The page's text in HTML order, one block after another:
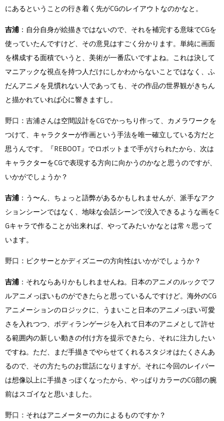
にあるということの行き着く先がCGのレイアウトなのかなと。
吉浦 ：自分自身が絵描きではないので、それを補完する意味でCGを
使っていたんですけど、その意見はすごく分かります。単純に画面
を構成する面積でいうと、美術が一番広いですよね。これは決して
マニアックな視点を持つ人だけにしかわからないことではなく、ふ
だんアニメを見慣れない人であっても、その作品の世界観がきちん
と描かれていれば心に響きますし。
野口： 吉浦さんは空間設計をCGでかっちり作って、カメラワークを
つけて、キャラクターが作画という手法を唯一確立している方だと
思うんです。『REBOOT』でロボットまで手がけられたから、次は
キャラクターをCGで表現する方向に向かうのかなと思うのですが、
いかがでしょうか？
吉浦 ：う〜ん、ちょっと語弊があるかもしれませんが、派手なアク
ションシーンではなく、地味な会話シーンで没入できるような画をC
Gキャラで作ることが出来れば、やってみたいかなとは常々思って
います。
野口： ピクサーとかディズニーの方向性はいかがでしょうか？
吉浦 ：それならありかもしれませんね。日本のアニメのルックでフ
ルアニメっぽいものができたらと思っているんですけど。海外のCG
アニメーションのロジックに、うまいこと日本のアニメっぽい可愛
さを入れつつ、ボディランゲージを入れて日本のアニメとして許せ
る範囲内の新しい動きの付け方を提示できたら、それに注力したい
ですね。ただ、まだ手描きでやらせてくれるスタジオはたくさんあ
るので、その方たちのお世話になりますが。それに今回のレイバー
は想像以上に手描きっぽくなったから、やっぱりカラーのCG部の腕
前はスゴイなと思いました。
野口： それはアニメーターの力によるものですか？